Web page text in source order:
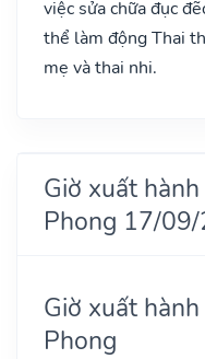
việc sửa chữa đục
thể làm động Thai
mẹ và thai nhi.
Giờ xuất
Phong 17/
Giờ xuất
Phong